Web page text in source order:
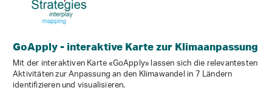
GoApply - interaktive Karte zur Klimaanpassung
Mit der interaktiven Karte «GoApply» lassen sich die relevantesten
Aktivitäten zur Anpassung an den Klimawandel in 7 Ländern
identifizieren und visualisieren.